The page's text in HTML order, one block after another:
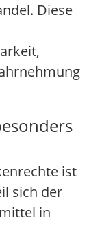
Diese
ist
sich der
in